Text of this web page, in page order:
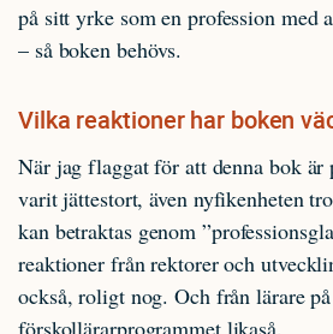
på sitt yrke som en profession med
– så boken behövs.
Vilka reaktioner har boken
När jag flaggat för att denna bok är
varit jättestort, även nyfikenheten
kan betraktas genom
reaktioner från rektorer och
också, roligt nog. Och från lärare på
förskollärarprogrammet likaså.